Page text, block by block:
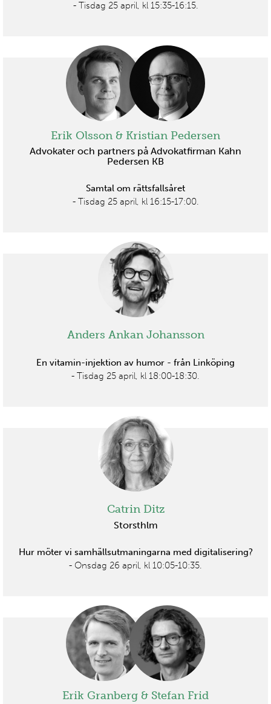
- Tisdag 25 april, kl 15:35-16:15.
Erik Olsson & Kristian Pedersen
Advokater och partners på Advokatfirman Kahn
Pedersen KB
Samtal om rättsfallsåret
- Tisdag 25 april, kl 16:15-17:00.
Anders Ankan Johansson
En vitamin-injektion av humor - från Linköping
- Tisdag 25 april, kl 18:00-18:30.
Catrin Ditz
Storsthlm
Hur möter vi samhällsutmaningarna med digitalisering?
- Onsdag 26 april, kl 10:05-10:35.
Erik Granberg & Stefan Frid